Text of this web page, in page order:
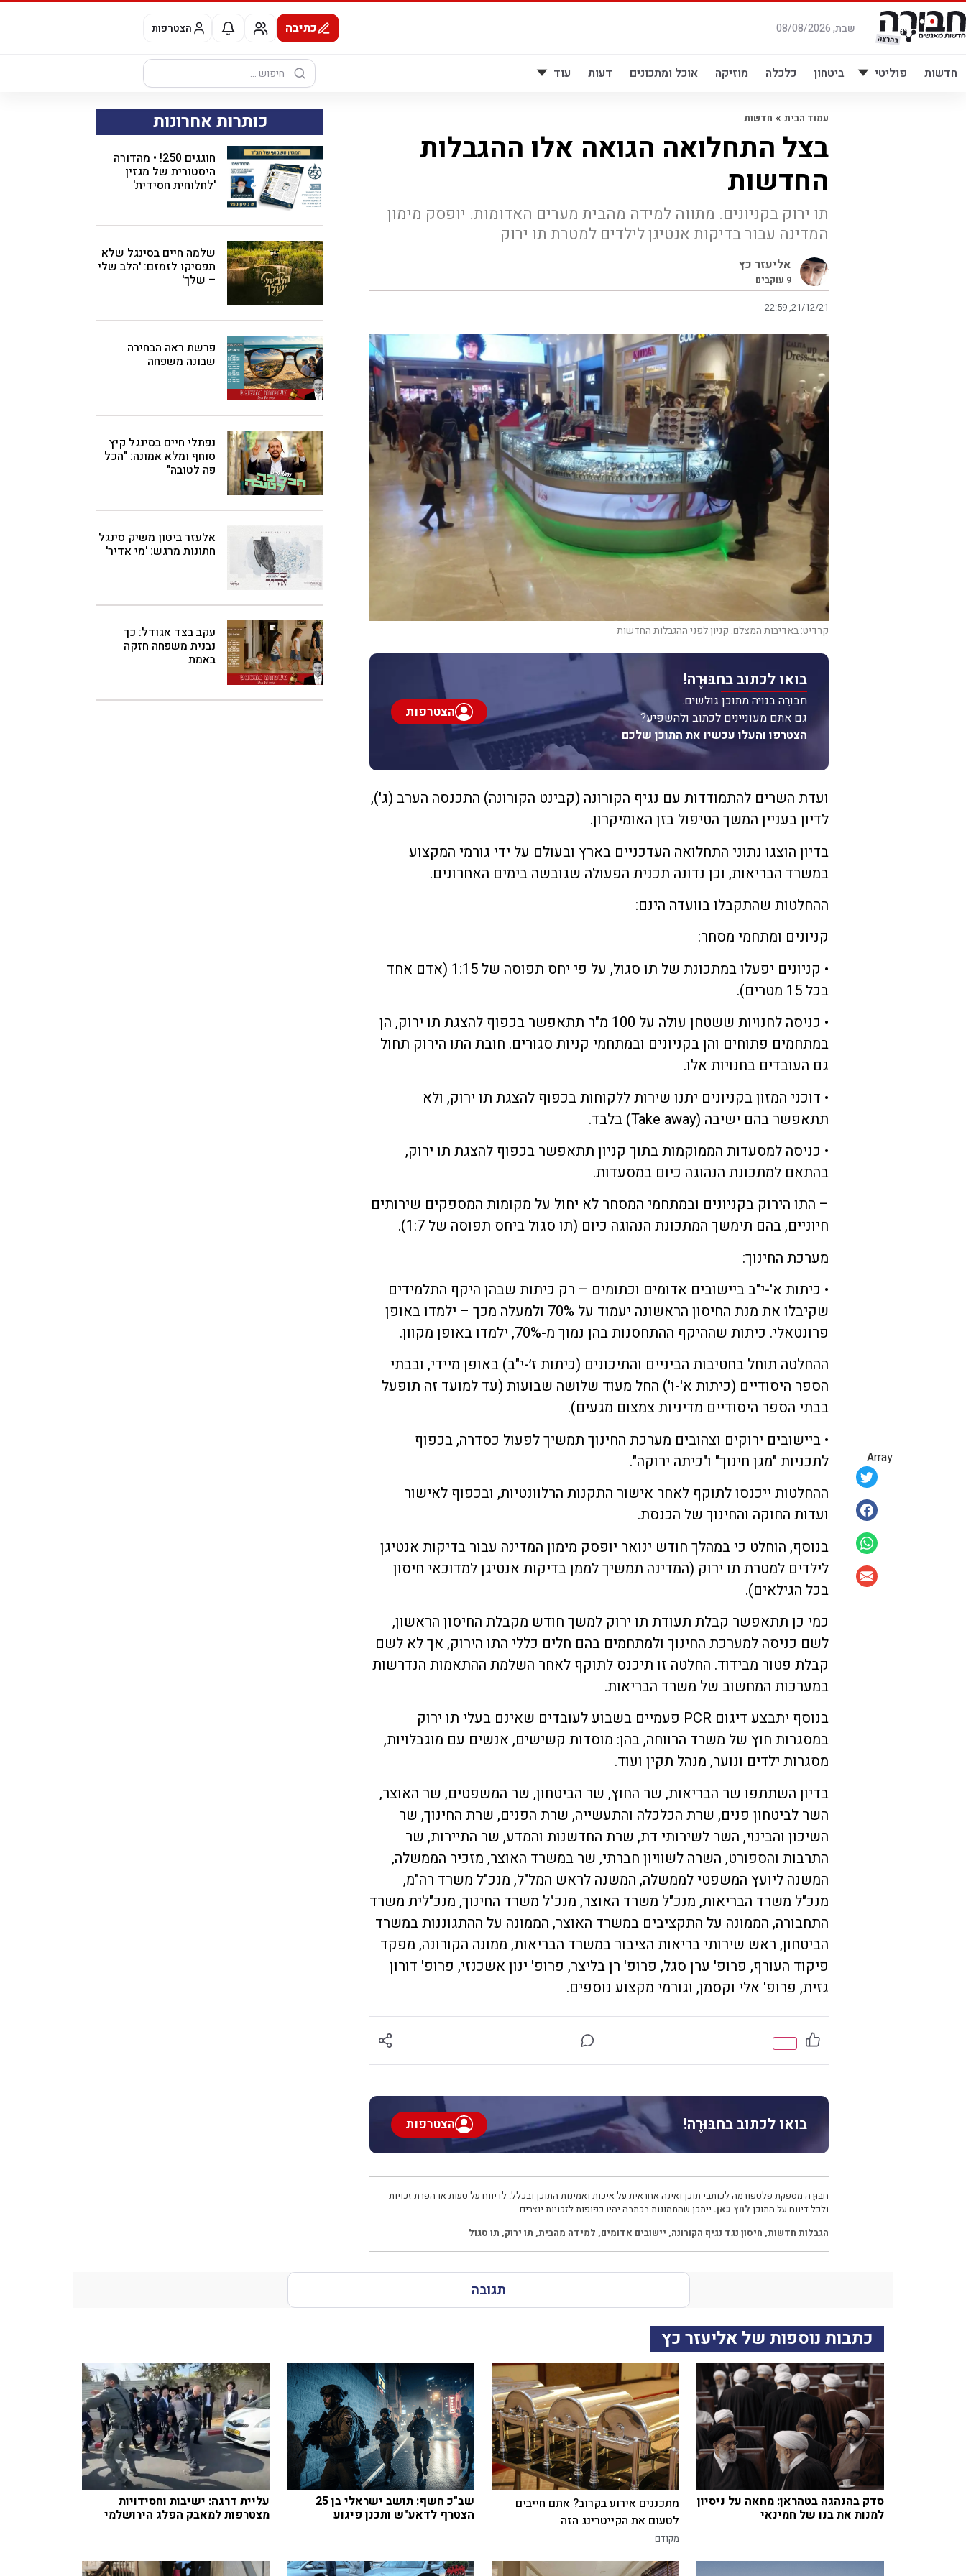
דלג
לתוכן
שבת, 08/08/2026 כתיבה הצטרפות
חדשות פוליטי ביטחון כלכלה מוזיקה אוכל ומתכונים דעות עוד
חיפוש:
Array
עמוד הבית » חדשות
בצל התחלואה הגואה אלו ההגבלות
החדשות
תו ירוק בקניונים. מתווה למידה מהבית מערים האדומות. יופסק מימון
המדינה עבור בדיקות אנטיגן לילדים למטרת תו ירוק
אליעזר כץ
9 עוקבים
22:59 ,21/12/21
קרדיט: באדיבות המצלם. קניון לפני ההגבלות החדשות
בואו לכתוב בחבּוּרֶה!
חבּוּרֶה בנויה מתוכן גולשים.
גם אתם מעוניינים לכתוב ולהשפיע?
הצטרפו והעלו עכשיו את התוכן שלכם
הצטרפות
ועדת השרים להתמודדות עם נגיף הקורונה (קבינט הקורונה) התכנסה הערב (ג'),
לדיון בעניין המשך הטיפול בזן האומיקרון.
בדיון הוצגו נתוני התחלואה העדכניים בארץ ובעולם על ידי גורמי המקצוע
במשרד הבריאות, וכן נדונה תכנית הפעולה שגובשה בימים האחרונים.
ההחלטות שהתקבלו בוועדה הינם:
קניונים ומתחמי מסחר:
• קניונים יפעלו במתכונת של תו סגול, על פי יחס תפוסה של 1:15 (אדם אחד
בכל 15 מטרים).
• כניסה לחנויות ששטחן עולה על 100 מ"ר תתאפשר בכפוף להצגת תו ירוק, הן
במתחמים פתוחים והן בקניונים ובמתחמי קניות סגורים. חובת התו הירוק תחול
גם העובדים בחנויות אלו.
• דוכני המזון בקניונים יתנו שירות ללקוחות בכפוף להצגת תו ירוק, ולא
תתאפשר בהם ישיבה (Take away) בלבד.
• כניסה למסעדות הממוקמות בתוך קניון תתאפשר בכפוף להצגת תו ירוק,
בהתאם למתכונת הנהוגה כיום במסעדות.
– התו הירוק בקניונים ובמתחמי המסחר לא יחול על מקומות המספקים שירותים
חיוניים, בהם תימשך המתכונת הנהוגה כיום (תו סגול ביחס תפוסה של 1:7).
מערכת החינוך:
• כיתות א'-י"ב ביישובים אדומים וכתומים – רק כיתות שבהן היקף התלמידים
שקיבלו את מנת החיסון הראשונה יעמוד על 70% ולמעלה מכך – ילמדו באופן
פרונטאלי. כיתות שההיקף ההתחסנות בהן נמוך מ-70%, ילמדו באופן מקוון.
ההחלטה תוחל בחטיבות הביניים והתיכונים (כיתות ז׳-י"ב) באופן מיידי, ובבתי
הספר היסודיים (כיתות א'-ו') החל מעוד שלושה שבועות (עד למועד זה תופעל
בבתי הספר היסודיים מדיניות צמצום מגעים).
• ביישובים ירוקים וצהובים מערכת החינוך תמשיך לפעול כסדרה, בכפוף
לתכניות "מגן חינוך" ו"כיתה ירוקה".
ההחלטות ייכנסו לתוקף לאחר אישור התקנות הרלוונטיות, ובכפוף לאישור
ועדות החוקה והחינוך של הכנסת.
בנוסף, הוחלט כי במהלך חודש ינואר יופסק מימון המדינה עבור בדיקות אנטיגן
לילדים למטרת תו ירוק (המדינה תמשיך לממן בדיקות אנטיגן למדוכאי חיסון
בכל הגילאים).
כמי כן תתאפשר קבלת תעודת תו ירוק למשך חודש מקבלת החיסון הראשון,
לשם כניסה למערכת החינוך ולמתחמים בהם חלים כללי התו הירוק, אך לא לשם
קבלת פטור מבידוד. החלטה זו תיכנס לתוקף לאחר השלמת ההתאמות הנדרשות
במערכות המחשוב של משרד הבריאות.
בנוסף יתבצע דיגום PCR פעמיים בשבוע לעובדים שאינם בעלי תו ירוק
במסגרות חוץ של משרד הרווחה, בהן: מוסדות קשישים, אנשים עם מוגבלויות,
מסגרות ילדים ונוער, מנהל תקין ועוד.
בדיון השתתפו שר הבריאות, שר החוץ, שר הביטחון, שר המשפטים, שר האוצר,
השר לביטחון פנים, שרת הכלכלה והתעשייה, שרת הפנים, שרת החינוך, שר
השיכון והבינוי, השר לשירותי דת, שרת החדשנות והמדע, שר התיירות, שר
התרבות והספורט, השרה לשוויון חברתי, שר במשרד האוצר, מזכיר הממשלה,
המשנה ליועץ המשפטי לממשלה, המשנה לראש המל"ל, מנכ"ל משרד רה"מ,
מנכ"ל משרד הבריאות, מנכ"ל משרד האוצר, מנכ"ל משרד החינוך, מנכ"לית משרד
התחבורה, הממונה על התקציבים במשרד האוצר, הממונה על ההתגוננות במשרד
הביטחון, ראש שירותי בריאות הציבור במשרד הבריאות, ממונה הקורונה, מפקד
פיקוד העורף, פרופ' ערן סגל, פרופ' רן בליצר, פרופ' ינון אשכנזי, פרופ' דורון
גזית, פרופ' אלי וקסמן, וגורמי מקצוע נוספים.
בואו לכתוב בחבּוּרֶה! הצטרפות
חבּוּרֶה מספקת פלטפורמה לכותבי תוכן ואינה אחראית על איכות ואמינות התוכן ובכלל. לדיווח על טעות או הפרת זכויות
ולכל דיווח על התוכן לחץ כאן. ייתכן שהתמונות בכתבה יהיו כפופות לזכויות יוצרים
הגבלות חדשות, חיסון נגד נגיף הקורונה, יישובים אדומים, למידה מהבית, תו ירוק, תו סגול
כותרות אחרונות
חוגגים 250! • מהדורה
היסטורית של מגזין
'לחלוחית חסידית'
שלמה חיים בסינגל שלא
תפסיקו לזמזם: 'הלב שלי
– שלך'
פרשת ראה הבחירה
שבונה משפחה
נפתלי חיים בסינגל קיץ
סוחף ומלא אמונה: "הכל
פה לטובה"
אלעזר ביטון משיק סינגל
חתונות מרגש: 'מי אדיר'
עקב בצד אגודל: כך
נבנית משפחה חזקה
באמת
תגובה
כתבות נוספות של אליעזר כץ
סדק בהנהגה בטהראן: מחאה על ניסיון
למנות את בנו של חמינאי
מתכננים אירוע בקרוב? אתם חייבים
לטעום את הקייטרינג הזה
מקודם
שב"כ חשף: תושב ישראלי בן 25
הצטרף לדאע"ש ותכנן פיגוע
עליית דרגה: ישיבות וחסידויות
מצטרפות למאבק הפלג הירושלמי